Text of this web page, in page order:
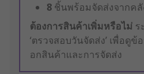
8 ชิ้นพร้อมจัดส่งจากค
ต้องการสินค้าเพิ่มหรือไม่ ร
‘ตรวจสอบวันจัดส่ง’ เพื่อดูข้
อกสินค้าและการจัดส่ง